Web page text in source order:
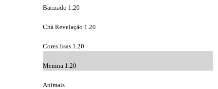
Batizado 1.20
Chá Revelação 1.20
Cores lisas 1.20
Menina 1.20
Animais